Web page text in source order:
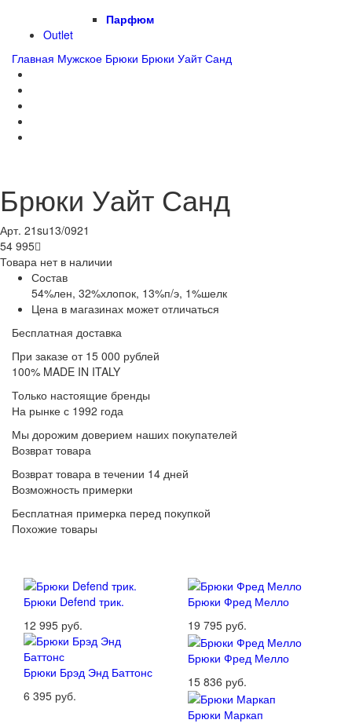
Парфюм
Outlet
Главная Мужское Брюки Брюки Уайт Санд
Брюки Уайт Санд
Арт. 21su13/0921
54 995
Товара нет в наличии
Состав
54%лен, 32%хлопок, 13%п/э, 1%шелк
Цена в магазинах может отличаться
Бесплатная доставка
При заказе от 15 000 рублей
100% MADE IN ITALY
Только настоящие бренды
На рынке с 1992 года
Мы дорожим доверием наших покупателей
Возврат товара
Возврат товара в течении 14 дней
Возможность примерки
Бесплатная примерка перед покупкой
Похожие товары
Брюки Defend трик.
12 995 руб.
Брюки Фред Мелло
19 795 руб.
Брюки Брэд Энд Баттонс
6 395 руб.
Брюки Фред Мелло
15 836 руб.
Брюки Маркап